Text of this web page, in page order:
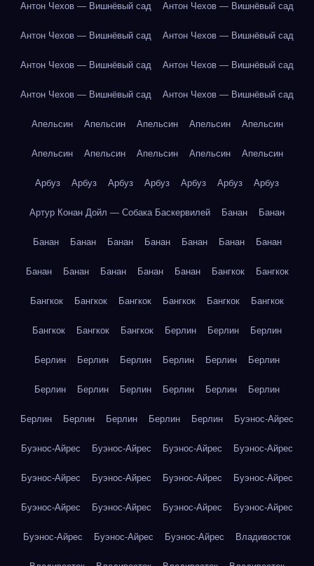
Антон Чехов — Вишнёвый сад Антон Чехов — Вишнёвый сад
Антон Чехов — Вишнёвый сад Антон Чехов — Вишнёвый сад
Антон Чехов — Вишнёвый сад Антон Чехов — Вишнёвый сад
Антон Чехов — Вишнёвый сад Антон Чехов — Вишнёвый сад
Апельсин Апельсин Апельсин Апельсин Апельсин
Апельсин Апельсин Апельсин Апельсин Апельсин
Арбуз Арбуз Арбуз Арбуз Арбуз Арбуз Арбуз
Артур Конан Дойл — Собака Баскервилей Банан Банан
Банан Банан Банан Банан Банан Банан Банан
Банан Банан Банан Банан Банан Бангкок Бангкок
Бангкок Бангкок Бангкок Бангкок Бангкок Бангкок
Бангкок Бангкок Бангкок Берлин Берлин Берлин
Берлин Берлин Берлин Берлин Берлин Берлин
Берлин Берлин Берлин Берлин Берлин Берлин
Берлин Берлин Берлин Берлин Берлин Буэнос-Айрес
Буэнос-Айрес Буэнос-Айрес Буэнос-Айрес Буэнос-Айрес
Буэнос-Айрес Буэнос-Айрес Буэнос-Айрес Буэнос-Айрес
Буэнос-Айрес Буэнос-Айрес Буэнос-Айрес Буэнос-Айрес
Буэнос-Айрес Буэнос-Айрес Буэнос-Айрес Владивосток